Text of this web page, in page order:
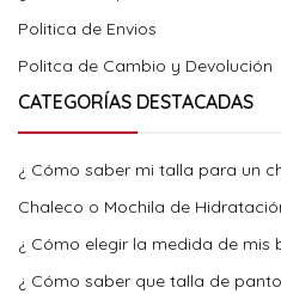
Politica de Envios
Politca de Cambio y Devolución
CATEGORÍAS DESTACADAS
¿ Cómo saber mi talla para un
Chaleco o Mochila de
¿ Cómo elegir la medida de mis
¿ Cómo saber que talla de